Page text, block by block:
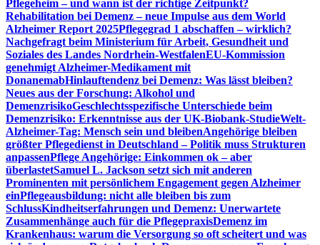
Pflegeheim – und wann ist der richtige Zeitpunkt?
Rehabilitation bei Demenz – neue Impulse aus dem World
Alzheimer Report 2025Pflegegrad 1 abschaffen – wirklich?
Nachgefragt beim Ministerium für Arbeit, Gesundheit und
Soziales des Landes Nordrhein-WestfalenEU-Kommission
genehmigt Alzheimer-Medikament mit
DonanemabHinlauftendenz bei Demenz: Was lässt bleiben?
Neues aus der Forschung: Alkohol und
DemenzrisikoGeschlechtsspezifische Unterschiede beim
Demenzrisiko: Erkenntnisse aus der UK-Biobank-StudieWelt-
Alzheimer-Tag: Mensch sein und bleibenAngehörige bleiben
größter Pflegedienst in Deutschland – Politik muss Strukturen
anpassenPflege Angehörige: Einkommen ok – aber
überlastetSamuel L. Jackson setzt sich mit anderen
Prominenten mit persönlichem Engagement gegen Alzheimer
einPflegeausbildung: nicht alle bleiben bis zum
SchlussKindheitserfahrungen und Demenz: Unerwartete
Zusammenhänge auch für die PflegepraxisDemenz im
Krankenhaus: warum die Versorgung so oft scheitert und was